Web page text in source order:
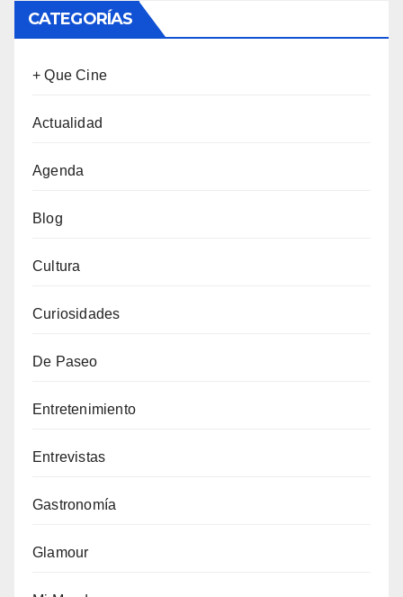
CATEGORÍAS
+ Que Cine
Actualidad
Agenda
Blog
Cultura
Curiosidades
De Paseo
Entretenimiento
Entrevistas
Gastronomía
Glamour